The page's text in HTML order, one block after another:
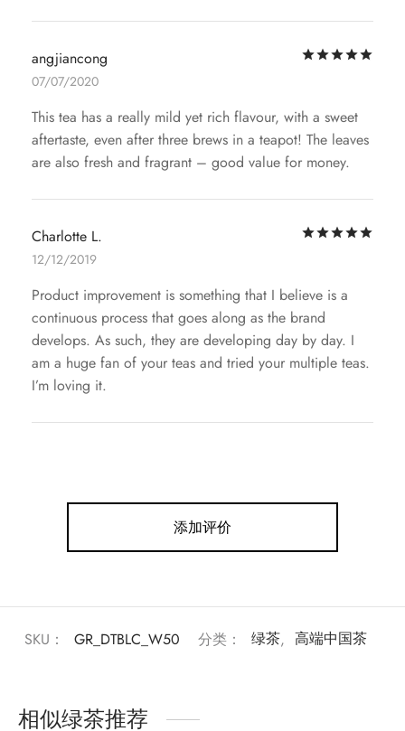
angjiancong
07/07/2020
This tea has a really mild yet rich flavour, with a sweet
aftertaste, even after three brews in a teapot! The leaves
are also fresh and fragrant – good value for money.
Charlotte L.
12/12/2019
Product improvement is something that I believe is a
continuous process that goes along as the brand
develops. As such, they are developing day by day. I
am a huge fan of your teas and tried your multiple teas.
I’m loving it.
添加评价
SKU： GR_DTBLC_W50 分类： 绿茶, 高端中国茶
相似绿茶推荐